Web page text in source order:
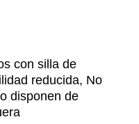
con silla de
reducida, No
disponen de